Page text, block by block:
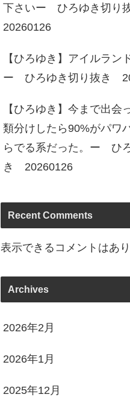
下さいー ひろゆき切り
20260126
【ひろゆき】アイルラン
ー ひろゆき切り抜き
【ひろゆき】今まで出会
類分けしたら90%がパワ
らでる系だった。ー ひ
き 20260126
Recent Comments
表示できるコメントはあり
Archives
2026年2月
2026年1月
2025年12月